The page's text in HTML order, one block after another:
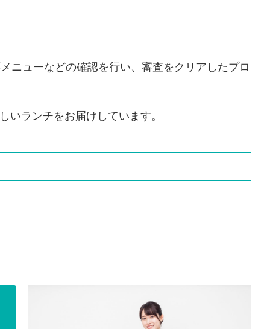
ニューなどの確認を行い、審査をクリアしたプロ
ランチをお届けしています。